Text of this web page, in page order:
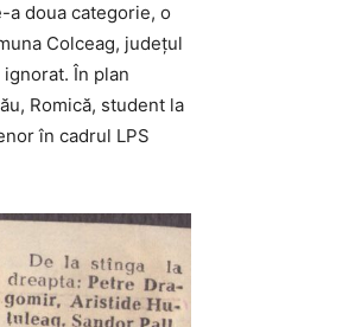
a doua categorie, o
Colceag, județul
În plan
Romică, student la
în cadrul LPS